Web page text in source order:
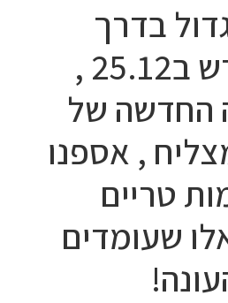
בדרך
לשטיח שיפרש ב25.12 ,
החדשה של
, אספנו
טריים
שעומדים